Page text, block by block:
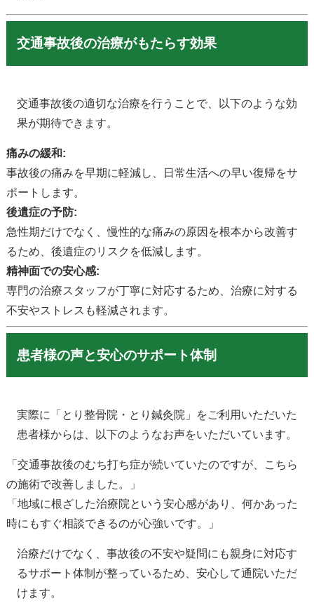
交通事故後の治療がもたらす効果
交通事故後の適切な治療を行うことで、以下のような効
果が期待できます。
痛みの緩和:
事故後の痛みを早期に軽減し、日常生活への早い復帰をサ
ポートします。
後遺症の予防:
急性期だけでなく、慢性的な痛みの原因を根本から改善す
るため、後遺症のリスクを低減します。
精神面での安心感:
専門の治療スタッフが丁寧に対応するため、治療に対する
不安やストレスも軽減されます。
患者様の声と安心のサポート体制
実際に「とり整骨院・とり鍼灸院」をご利用いただいた
患者様からは、以下のようなお声をいただいています。
「交通事故後のむち打ち症が続いていたのですが、こちら
の施術で改善しました。」
「地域に根ざした治療院という安心感があり、何かあった
時にもすぐ相談できるのが心強いです。」
治療だけでなく、事故後の不安や疑問にも親身に対応す
るサポート体制が整っているため、安心して通院いただ
けます。